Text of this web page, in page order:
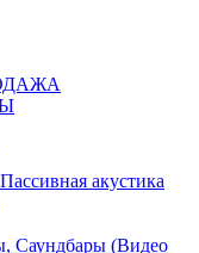
акустика
Саундбары (Видео